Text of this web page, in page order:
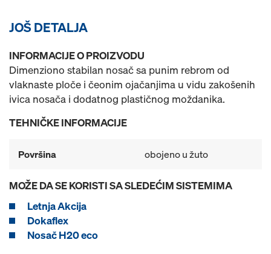
JOŠ DETALJA
INFORMACIJE O PROIZVODU
Dimenziono stabilan nosač sa punim rebrom od
vlaknaste ploče i čeonim ojačanjima u vidu zakošenih
ivica nosača i dodatnog plastičnog moždanika.
TEHNIČKE INFORMACIJE
Površina obojeno u žuto
MOŽE DA SE KORISTI SA SLEDEĆIM SISTEMIMA
Letnja Akcija
Dokaflex
Nosač H20 eco